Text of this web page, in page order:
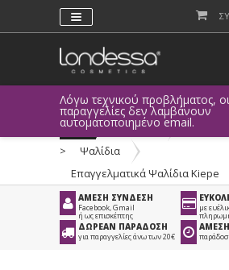
Λόγω τεχνικού προβλήματος,
παραγγελίες δεν λαμβάνουν
αυτοματοποιημένο email.
Προϊόντα >
Είδη
>
Ψαλίδια
>
Επαγγελματικά Ψαλίδια Kiepe
ΑΜΕΣΗ ΣΥΝΔΕΣΗ
Facebook, Gmail
ή ως επισκέπτης
με
ΔΩΡΕΑΝ ΠΑΡΑΔΟΣΗ
για παραγγελίες άνω των 20€